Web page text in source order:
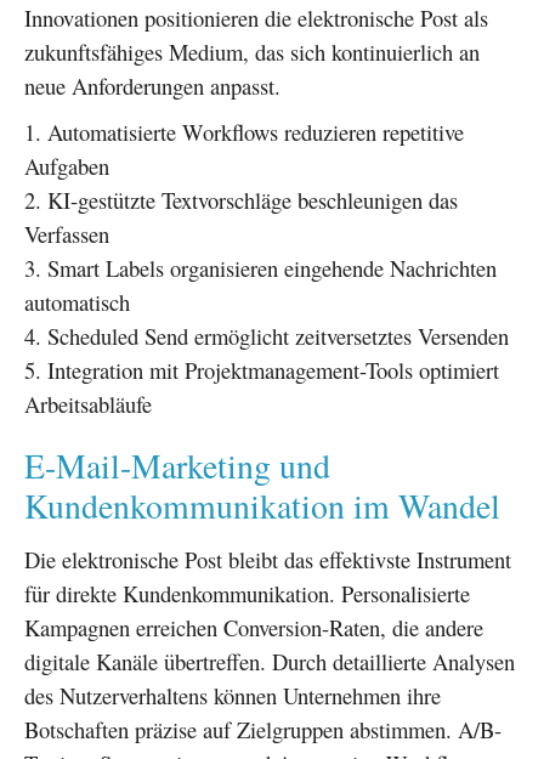
Innovationen positionieren die elektronische Post als
zukunftsfähiges Medium, das sich kontinuierlich an
neue Anforderungen anpasst.
Automatisierte Workflows reduzieren repetitive
Aufgaben
KI-gestützte Textvorschläge beschleunigen das
Verfassen
Smart Labels organisieren eingehende Nachrichten
automatisch
Scheduled Send ermöglicht zeitversetztes Versenden
Integration mit Projektmanagement-Tools optimiert
Arbeitsabläufe
E-Mail-Marketing und
Kundenkommunikation im Wandel
Die elektronische Post bleibt das effektivste Instrument
für direkte Kundenkommunikation. Personalisierte
Kampagnen erreichen Conversion-Raten, die andere
digitale Kanäle übertreffen. Durch detaillierte Analysen
des Nutzerverhaltens können Unternehmen ihre
Botschaften präzise auf Zielgruppen abstimmen. A/B-